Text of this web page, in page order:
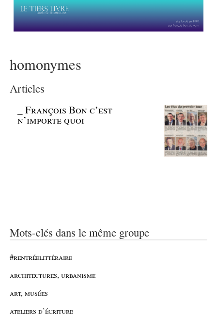
homonymes
Articles
_François Bon c’est
n’importe quoi
Mots-clés dans le même groupe
#rentréelittéraire
architectures, urbanisme
art, musées
ateliers d’écriture